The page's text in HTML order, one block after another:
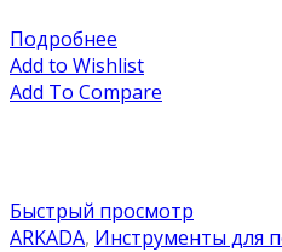
Подробнее
Add to Wishlist
Add To Compare
Быстрый просмотр
ARKADA, Инструменты для